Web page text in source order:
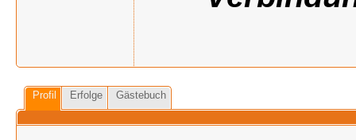
Profil Erfolge Gästebuch